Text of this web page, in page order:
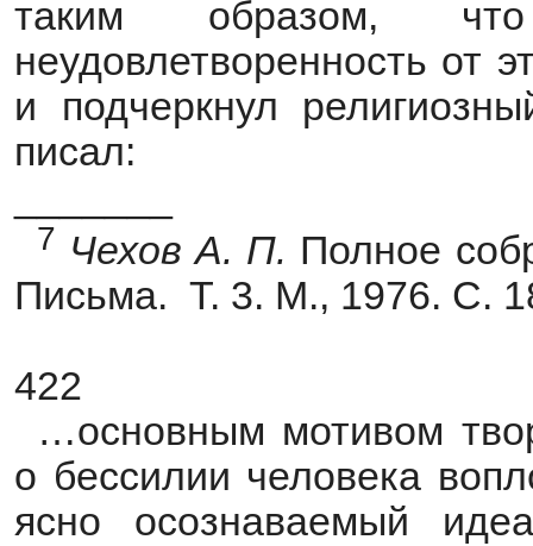
таким образом,
неудовлетворенность от
и подчеркнул
писал:
7 Чехов А. П. Полное
Письма. Т. 3. М., 1976. С.
422
…основным мотивом
о бессилии человека
ясно осознаваемый